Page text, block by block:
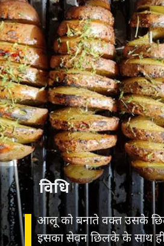
आलू को बनाते वक्त उसके
इसका सेवन छिलके के साथ
विधि